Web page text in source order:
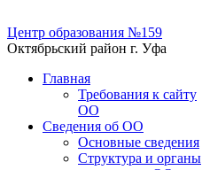
Центр образования №159
Октябрьский район г. Уфа
Главная
Требования к сайту
ОО
Сведения об ОО
Основные сведения
Структура и органы